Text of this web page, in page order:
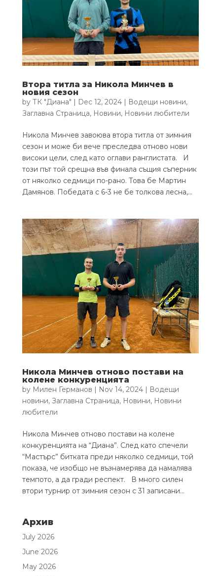
Втора титла за Никола Минчев в
новия сезон
by ТК "Диана" | Dec 12, 2024| Водещи новини,
Заглавна Страница, Новини, Новини любители
Никола Минчев завоюва втора титла от зимния
сезон и може би вече преследва отново нови
високи цели, след като оглави ранглистата. И
този път той срещна във финала същия съперник
от няколко седмици по-рано. Това бе Мартин
Дамянов. Победата с 6-3 не бе толкова лесна,...
Никола Минчев отново постави на
колене конкуренцията
by Милен Германов | Nov 14, 2024| Водещи
новини, Заглавна Страница, Новини, Новини
любители
Никола Минчев отново постави на колене
конкуренцията на “Диана”. След като спечели
“Мастърс” битката преди няколко седмици, той
показа, че изобщо не възнамерява да намалява
темпото, а да гради респект. В много силен
втори турнир от зимния сезон с 31 записани...
Архив
July 2026
June 2026
May 2026